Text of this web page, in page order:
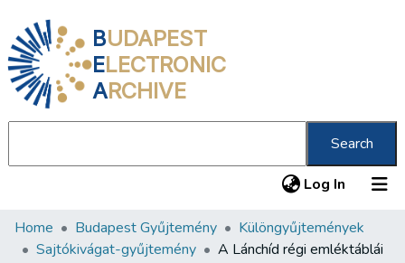
BUDAPEST
ELECTRONIC
ARCHIVE
Search
Log In (current)
Communities & Collections
Home Budapest Gyűjtemény
Különgyűjtemények
Sajtókivágat-gyűjtemény
A Lánchíd régi emléktáblái